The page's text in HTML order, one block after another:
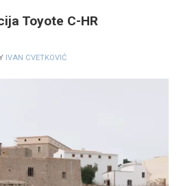
Toyote C-HR
IVAN CVETKOVIĆ